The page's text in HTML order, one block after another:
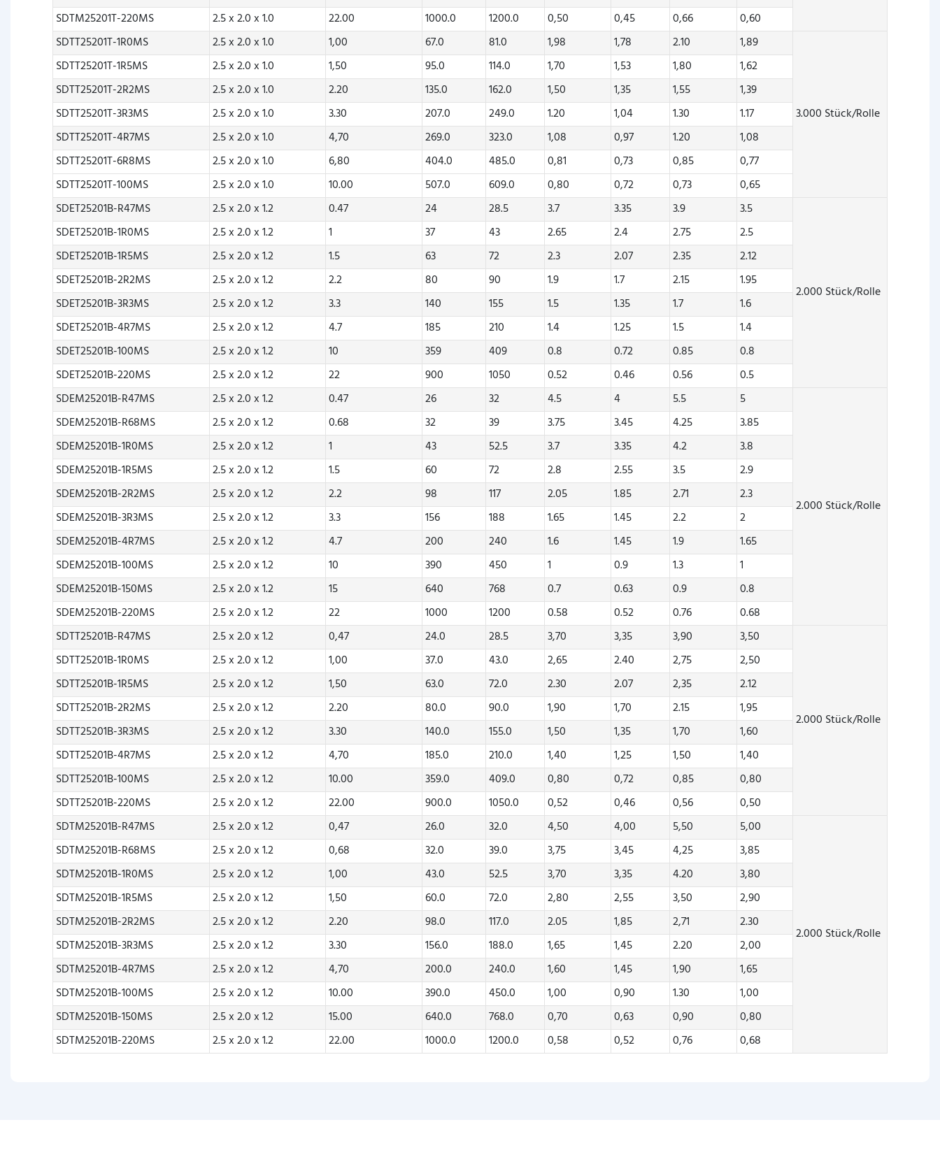
SDTM25201T-220MS
2.5 x 2.0 x 1.0 22.00 1000.0 1200.0 0,50 0,45 0,66
0,60
SDTT25201T-1R0MS
2.5 x 2.0 x 1.0 1,00 67.0 81.0 1,98 1,78 2.10 1,89
3.000 Stück/Rolle
SDTT25201T-1R5MS 2.5 x 2.0 x 1.0 1,50 95.0 114.0 1,70 1,53 1,80
1,62
SDTT25201T-2R2MS
2.5 x 2.0 x 1.0 2.20 135.0 162.0 1,50 1,35 1,55
1,39
SDTT25201T-3R3MS
2.5 x 2.0 x 1.0 3.30 207.0 249.0 1.20 1,04 1.30
1.17
SDTT25201T-4R7MS
2.5 x 2.0 x 1.0 4,70 269.0 323.0 1,08 0,97 1.20
1,08
SDTT25201T-6R8MS
2.5 x 2.0 x 1.0 6,80 404.0 485.0 0,81 0,73 0,85
0,77
SDTT25201T-100MS
2.5 x 2.0 x 1.0 10.00 507.0 609.0 0,80 0,72 0,73
0,65
SDET25201B-R47MS
2.5 x 2.0 x 1.2 0.47 24 28.5 3.7 3.35 3.9 3.5
2.000 Stück/Rolle
SDET25201B-1R0MS 2.5 x 2.0 x 1.2 1 37 43 2.65 2.4 2.75
2.5
SDET25201B-1R5MS
2.5 x 2.0 x 1.2 1.5 63 72 2.3 2.07 2.35
2.12
SDET25201B-2R2MS
2.5 x 2.0 x 1.2 2.2 80 90 1.9 1.7 2.15
1.95
SDET25201B-3R3MS
2.5 x 2.0 x 1.2 3.3 140 155 1.5 1.35 1.7
1.6
SDET25201B-4R7MS
2.5 x 2.0 x 1.2 4.7 185 210 1.4 1.25 1.5
1.4
SDET25201B-100MS
2.5 x 2.0 x 1.2 10 359 409 0.8 0.72 0.85
0.8
SDET25201B-220MS
2.5 x 2.0 x 1.2 22 900 1050 0.52 0.46 0.56
0.5
SDEM25201B-R47MS
2.5 x 2.0 x 1.2 0.47 26 32 4.5 4 5.5 5
2.000 Stück/Rolle
SDEM25201B-R68MS 2.5 x 2.0 x 1.2 0.68 32 39 3.75 3.45 4.25
3.85
SDEM25201B-1R0MS
2.5 x 2.0 x 1.2 1 43 52.5 3.7 3.35 4.2
3.8
SDEM25201B-1R5MS
2.5 x 2.0 x 1.2 1.5 60 72 2.8 2.55 3.5
2.9
SDEM25201B-2R2MS
2.5 x 2.0 x 1.2 2.2 98 117 2.05 1.85 2.71
2.3
SDEM25201B-3R3MS
2.5 x 2.0 x 1.2 3.3 156 188 1.65 1.45 2.2
2
SDEM25201B-4R7MS
2.5 x 2.0 x 1.2 4.7 200 240 1.6 1.45 1.9
1.65
SDEM25201B-100MS
2.5 x 2.0 x 1.2 10 390 450 1 0.9 1.3
1
SDEM25201B-150MS
2.5 x 2.0 x 1.2 15 640 768 0.7 0.63 0.9
0.8
SDEM25201B-220MS
2.5 x 2.0 x 1.2 22 1000 1200 0.58 0.52 0.76
0.68
SDTT25201B-R47MS
2.5 x 2.0 x 1.2 0,47 24.0 28.5 3,70 3,35 3,90 3,50
2.000 Stück/Rolle
SDTT25201B-1R0MS 2.5 x 2.0 x 1.2 1,00 37.0 43.0 2,65 2.40 2,75
2,50
SDTT25201B-1R5MS
2.5 x 2.0 x 1.2 1,50 63.0 72.0 2.30 2.07 2,35
2.12
SDTT25201B-2R2MS
2.5 x 2.0 x 1.2 2.20 80.0 90.0 1,90 1,70 2.15
1,95
SDTT25201B-3R3MS
2.5 x 2.0 x 1.2 3.30 140.0 155.0 1,50 1,35 1,70
1,60
SDTT25201B-4R7MS
2.5 x 2.0 x 1.2 4,70 185.0 210.0 1,40 1,25 1,50
1,40
SDTT25201B-100MS
2.5 x 2.0 x 1.2 10.00 359.0 409.0 0,80 0,72 0,85
0,80
SDTT25201B-220MS
2.5 x 2.0 x 1.2 22.00 900.0 1050.0 0,52 0,46 0,56
0,50
SDTM25201B-R47MS
2.5 x 2.0 x 1.2 0,47 26.0 32.0 4,50 4,00 5,50 5,00
2.000 Stück/Rolle
SDTM25201B-R68MS 2.5 x 2.0 x 1.2 0,68 32.0 39.0 3,75 3,45 4,25
3,85
SDTM25201B-1R0MS
2.5 x 2.0 x 1.2 1,00 43.0 52.5 3,70 3,35 4.20
3,80
SDTM25201B-1R5MS
2.5 x 2.0 x 1.2 1,50 60.0 72.0 2,80 2,55 3,50
2,90
SDTM25201B-2R2MS
2.5 x 2.0 x 1.2 2.20 98.0 117.0 2.05 1,85 2,71
2.30
SDTM25201B-3R3MS
2.5 x 2.0 x 1.2 3.30 156.0 188.0 1,65 1,45 2.20
2,00
SDTM25201B-4R7MS
2.5 x 2.0 x 1.2 4,70 200.0 240.0 1,60 1,45 1,90
1,65
SDTM25201B-100MS
2.5 x 2.0 x 1.2 10.00 390.0 450.0 1,00 0,90 1.30
1,00
SDTM25201B-150MS
2.5 x 2.0 x 1.2 15.00 640.0 768.0 0,70 0,63 0,90
0,80
SDTM25201B-220MS
2.5 x 2.0 x 1.2 22.00 1000.0 1200.0 0,58 0,52 0,76 0,68